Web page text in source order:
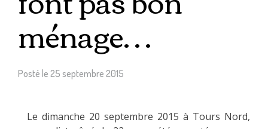
ménage…
Posté le 25 septembre 2015
Le dimanche 20 septembre 2015 à Tours Nord,